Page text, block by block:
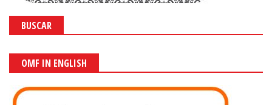
BUSCAR
OMF IN ENGLISH